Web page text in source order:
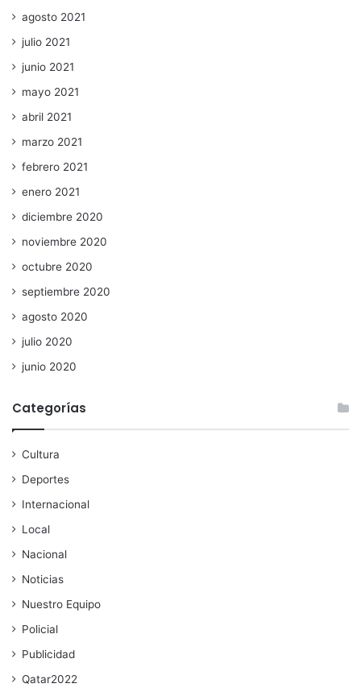
agosto 2021
julio 2021
junio 2021
mayo 2021
abril 2021
marzo 2021
febrero 2021
enero 2021
diciembre 2020
noviembre 2020
octubre 2020
septiembre 2020
agosto 2020
julio 2020
junio 2020
Categorías
Cultura
Deportes
Internacional
Local
Nacional
Noticias
Nuestro Equipo
Policial
Publicidad
Qatar2022